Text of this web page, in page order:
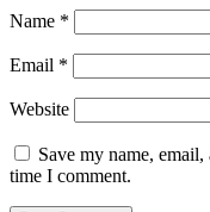
Name *
Email *
Website
Save my name,
time I comment.